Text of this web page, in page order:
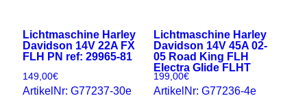
Lichtmaschine Harley
Davidson 14V 22A FX
FLH PN ref: 29965-81
149,00€
ArtikelNr: G77237-30e
Lichtmaschine Harley
Davidson 14V 45A 02-
05 Road King FLH
Electra Glide FLHT
199,00€
ArtikelNr: G77236-4e